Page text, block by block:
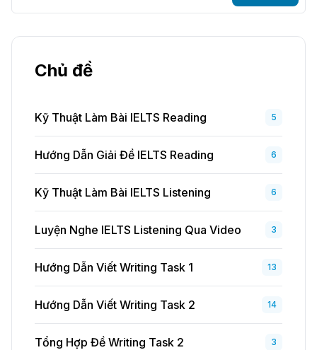
Chủ đề
Kỹ Thuật Làm Bài IELTS Reading 5
Hướng Dẫn Giải Đề IELTS Reading 6
Kỹ Thuật Làm Bài IELTS Listening 6
Luyện Nghe IELTS Listening Qua Video 3
Hướng Dẫn Viết Writing Task 1 13
Hướng Dẫn Viết Writing Task 2 14
Tổng Hợp Đề Writing Task 2 3